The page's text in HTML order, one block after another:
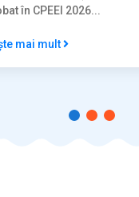
în CPEEI 2026...
mai mult